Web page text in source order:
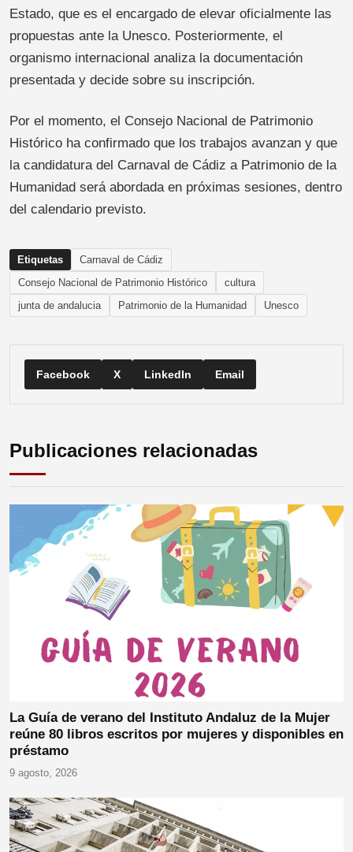
Estado, que es el encargado de elevar oficialmente las
propuestas ante la Unesco. Posteriormente, el
organismo internacional analiza la documentación
presentada y decide sobre su inscripción.
Por el momento, el Consejo Nacional de Patrimonio
Histórico ha confirmado que los trabajos avanzan y que
la candidatura del Carnaval de Cádiz a Patrimonio de la
Humanidad será abordada en próximas sesiones, dentro
del calendario previsto.
Etiquetas
Carnaval de Cádiz
Consejo Nacional de Patrimonio Histórico
cultura
junta de andalucia
Patrimonio de la Humanidad Unesco
Facebook X LinkedIn Email
Publicaciones relacionadas
La Guía de verano del Instituto Andaluz de la Mujer
reúne 80 libros escritos por mujeres y disponibles en
préstamo
9 agosto, 2026